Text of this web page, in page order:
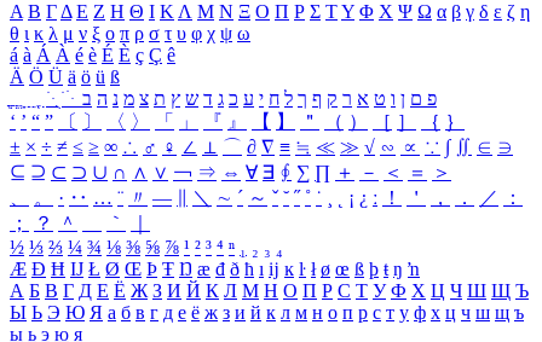
Α Β ΓΔ Ε Ζ Η Θ Ι ΚΛ Μ Ν Ξ Ο Π Ρ Σ ΤΥ Φ Χ Ψ Ω α β γ δ ε ζ η
θ ι κ λ μ ν ξ ο π ρ σ τ υ φ χ ψ ω
á à Á À é è É È ç Ç ê
Ä Ö Ü ä ö ü ß
ִֶֹ ֻּ ׁׂ פ ם ן ו ט א ר ק ף ך ל ח י ע כ ג ד ש ץ ת צ מ נ ה ב
‘ ’ “ ” 〔 〕 〈 〉 「 」 『 』 【 】 ＂ （ ） ［ ］ ｛ ｝
± × ÷ ≠ ≤ ≥ ∞ ∴ ♂ ♀ ∠ ⊥ ⌒ ∂ ∇ ≡ ≒ ≪ ≫ √ ∽ ∝ ∵ ∫ ∬ ∈ ∋
⊆ ⊇ ⊂ ⊃ ∪ ∩ ∧ ∨ ￢ ⇒ ⇔ ∀ ∃ ∮ ∑ ∏ ＋ － ＜ ＝
＞
、
。 · ‥ … ¨ 〃 ― ＼ ∼ ´ ～ ˇ ˘ ˝ ˚ ˙ ¸ ¡ ¿ ː ！ ＇ ， ． ／
：
；
？ ＾ ｀
½ ⅓ ⅔ ¼ ¾ ⅛ ⅜ ⅝ ⅞ ¹ ² ³ ⁴ ⁿ ₁ ₂ ₃ ₄
Æ Ð Ħ Ĳ Ł Ø Œ Þ Ŧ Ŋ æ đ ð ħ ı ĳ ĸ ŀ ł ø œ ß þ ŧ ŋ ŉ
А Б В Г Д Е Ё Ж З И Й К Л М Н О П Р С Т У Ф Х Ц Ч Ш Щ Ъ
Ы Ь Э Ю Я а б в г д е ё ж з и й к л м н о п р с т у ф х ц ч ш щ ъ
ы ь э ю я